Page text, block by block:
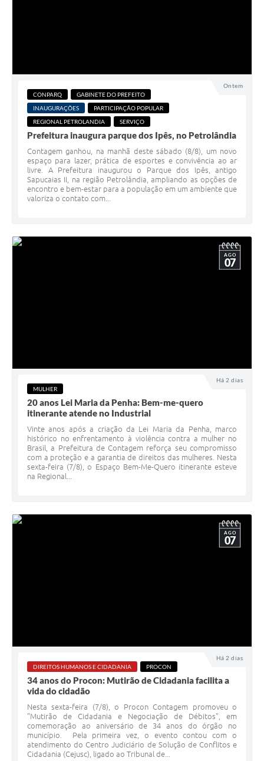
Ontem
CONPARQ
GABINETE DO PREFEITO
INAUGURAÇÕES
PARTICIPAÇÃO POPULAR
REGIONAL PETROLANDIA
SERVIÇO
Prefeitura inaugura parque dos Ipês, no Petrolândia
Contagem ganhou, na manhã deste sábado (8/8), um novo
espaço para lazer, prática de esportes e convivência ao ar
livre. A Prefeitura inaugurou o Parque dos Ipês, antigo
Sapucaias II, na região Petrolândia, ampliando as opções de
encontro e bem-estar para a população em um ambiente que
valoriza o contato com...
Há 2 dias
AGO
07
MULHER
20 anos Lei Maria da Penha: Bem-me-quero
itinerante atende no Industrial
Vinte anos após a criação da Lei Maria da Penha, marco
histórico no enfrentamento à violência contra a mulher no
Brasil, a Prefeitura de Contagem reforça seu compromisso
com a proteção e a garantia de direitos das mulheres. Nesta
sexta-feira (7/8), o Espaço Bem-Me-Quero itinerante esteve
na Regional...
Há 2 dias
AGO
07
DIREITOS HUMANOS E CIDADANIA PROCON
34 anos do Procon: Mutirão de Cidadania facilita a
vida do cidadão
Nesta sexta-feira (7/8), o Procon Contagem promoveu o
"Mutirão de Cidadania e Negociação de Débitos", em
comemoração ao aniversário de 34 anos do órgão no
município. Pela primeira vez, o evento contou com o
atendimento do Centro Judiciário de Solução de Conflitos e
Cidadania (Cejusc), ligado ao Tribunal de...